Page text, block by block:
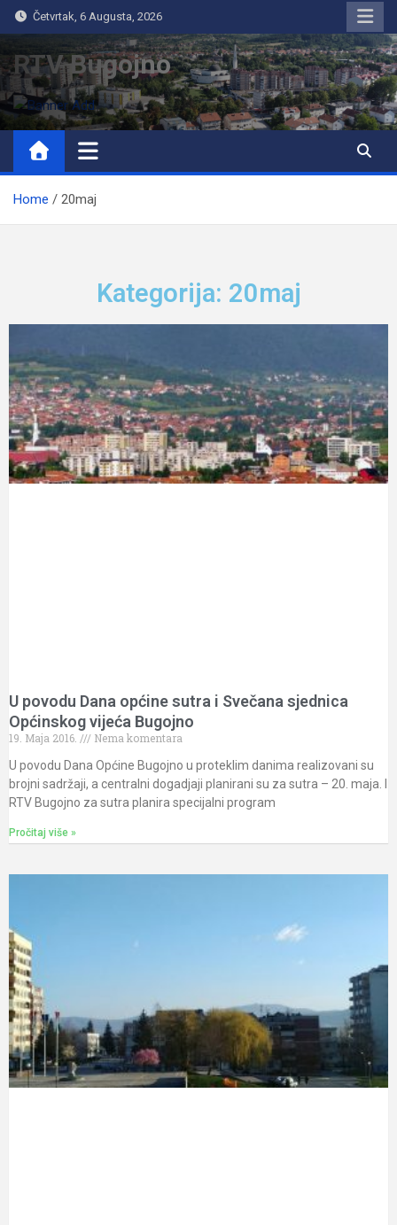
Četvrtak, 6 Augusta, 2026
RTV Bugojno
Home 20maj
Kategorija: 20maj
U povodu Dana općine sutra i Svečana sjednica
Općinskog vijeća Bugojno
19. Maja 2016.
Nema komentara
U povodu Dana Općine Bugojno u proteklim danima realizovani su
brojni sadržaji, a centralni dogadjaji planirani su za sutra – 20. maja. I
RTV Bugojno za sutra planira specijalni program
Pročitaj više »